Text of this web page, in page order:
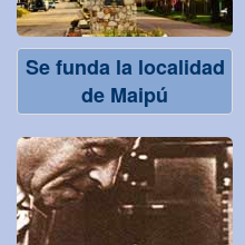
Se funda la localidad
de Maipú